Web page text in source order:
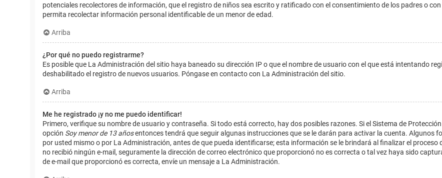
potenciales recolectores de información, que el registro de niños sea escrito y ratificado con el consentimiento de los padres o
permita recolectar información personal identificable de un menor de edad.
Arriba
¿Por qué no puedo registrarme?
Es posible que La Administración del sitio haya baneado su dirección IP o que el nombre de usuario con el que está intentando
deshabilitado el registro de nuevos usuarios. Póngase en contacto con La Administración del sitio.
Arriba
Me he registrado ¡y no me puedo identificar!
Primero, verifique su nombre de usuario y contraseña. Si todo está correcto, hay dos posibles razones. Si el Sistema de
opción Soy menor de 13 añosentonces tendrá que seguir algunas instrucciones que se le darán para activar la cuenta. Algunos
por usted mismo o por La Administración, antes de que pueda identificarse; esta información se le brindará al finalizar el proceso
no recibió ningún e-mail, seguramente la dirección de correo electrónico que proporcionó no es correcta o tal vez haya sido
de e-mail que proporcionó es correcta, envíe un mensaje a La Administración.